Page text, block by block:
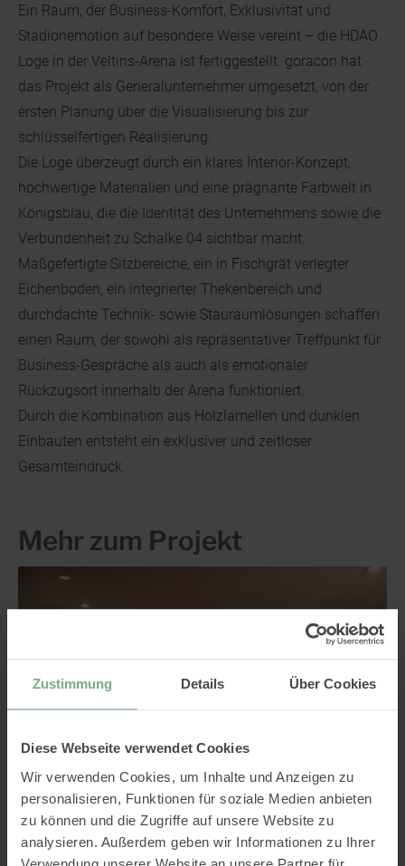
Zustimmung Details Über Cookies
Diese Webseite verwendet Cookies
Wir verwenden Cookies, um Inhalte und Anzeigen zu
personalisieren, Funktionen für soziale Medien anbieten
zu können und die Zugriffe auf unsere Website zu
analysieren. Außerdem geben wir Informationen zu Ihrer
Ein Raum, der Business-Komfort, Exklusivität und
Stadionemotion auf besondere Weise vereint – die HDAO
Loge in der Veltins-Arena ist fertiggestellt. goracon hat
das Projekt als Generalunternehmer umgesetzt, von der
ersten Planung über die Visualisierung bis zur
schlüsselfertigen Realisierung.
Die Loge überzeugt durch ein klares Interior-Konzept,
hochwertige Materialien und eine prägnante Farbwelt in
Königsblau, die die Identität des Unternehmens sowie die
Verbundenheit zu Schalke 04 sichtbar macht.
Maßgefertigte Sitzbereiche, ein in Fischgrät verlegter
Eichenboden, ein integrierter Thekenbereich und
durchdachte Technik- sowie Stauraumlösungen schaffen
einen Raum, der sowohl als repräsentativer Treffpunkt für
Business-Gespräche als auch als emotionaler
Rückzugsort innerhalb der Arena funktioniert.
Durch die Kombination aus Holzlamellen und dunklen
Einbauten entsteht ein exklusiver und zeitloser
Gesamteindruck.
Mehr zum Projekt